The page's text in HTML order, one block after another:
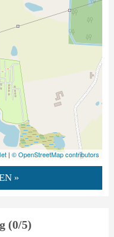
| © OpenStreetMap contributors
»
(0/5)